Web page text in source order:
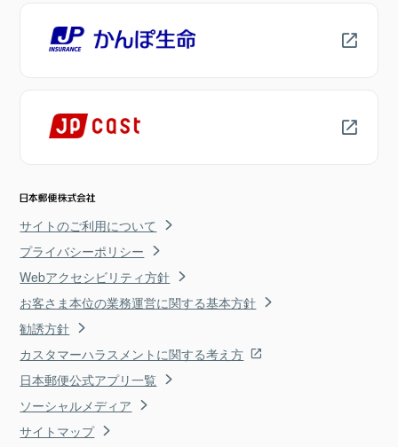
サイトのご利用について
プライバシーポリシー
Webアクセシビリティ方針
お客さま本位の業務運営に関する基本方針
勧誘方針
カスタマーハラスメントに関する考え方
日本郵便公式アプリ一覧
ソーシャルメディア
サイトマップ